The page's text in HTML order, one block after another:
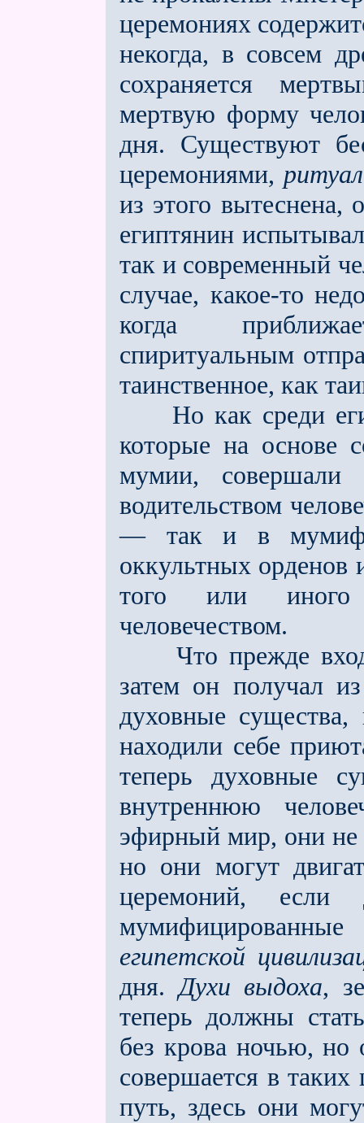
церемониях
некогда, в совсем
сохраняется
мeртвую форму
дня. Существуют
церемониями,
из этого
египтянин
так и современный
случае, какое-то
когда
спиритуальным
таинственное, как
Но как среди
которые на основе
мумии, совершали
водительством
— так и в
оккультных орденов
того или
человечеством.
Что прежде
затем он получал
духовные
находили себе
теперь духовные
внутреннюю
эфирный мир, они не
но они могут
церемоний, если
египетской
дня. Духи выдоха,
теперь должны
без крова ночью, но
совершается в
путь, здесь они